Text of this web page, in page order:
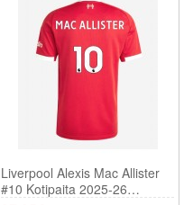
Liverpool Alexis Mac Allister
#10 Kotipaita 2025-26